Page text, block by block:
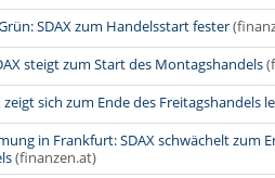
SDAX zum Handelsstart fester
steigt zum Start des Montagshandels
zeigt sich zum Ende des Freitagshandels
in Frankfurt: SDAX schwächelt zum
(finanzen.at)